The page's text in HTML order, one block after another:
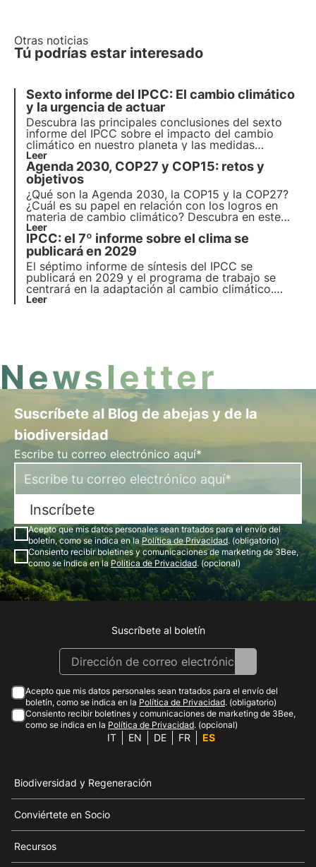
Otras noticias
Tú podrías estar interesado
Sexto informe del IPCC: El cambio climático
y la urgencia de actuar
Descubra las principales conclusiones del sexto
informe del IPCC sobre el impacto del cambio
climático en nuestro planeta y las medidas
necesarias para mitigar sus efectos. El sexto
informe de síntesis para responsables políticos,
publicado el 20 de marzo, destaca las cuestiones
críticas y las soluciones al respecto.
Leer
Agenda 2030, COP27 y COP15: retos y
objetivos
¿Qué son la Agenda 2030, la COP15 y la COP27?
¿Cuál es su papel en relación con los logros en
materia de cambio climático? Descubra en este
artículo las principales medidas adoptadas para
hacer frente a los retos medioambientales
mundiales. Aprende más con las Píldoras del Oasis,
la Academia Digital de 3Bee.
Leer
IPCC: el 7º informe sobre el clima se
publicará en 2029
El séptimo informe de síntesis del IPCC se
publicará en 2029 y el programa de trabajo se
centrará en la adaptación al cambio climático.
Infórmese en este artículo sobre los retos y
Leer
Newsletter
Suscríbete al Blog de abejas y de la
biodiversidad
Escribe tu correo electrónico aquí*
Inscríbete
Acepto que mis datos personales sean tratados para el envío del
boletín, como se indica en laPolítica de Privacidad. (obligatorio)
Consiento recibir boletines y comunicaciones de marketing de 3Bee,
como se indica en laPolítica de Privacidad. (opcional)
Instagram
Facebook
Linkedin
Youtube
Suscríbete al boletín
Acepto que mis datos personales sean tratados para el envío del
boletín, como se indica en la Política de Privacidad. (obligatorio)
Consiento recibir boletines y comunicaciones de marketing de 3Bee,
como se indica en la Política de Privacidad. (opcional)
IT EN DE FR ES
Biodiversidad y Regeneración
Conviértete en Socio
Recursos